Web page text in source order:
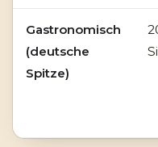
Gastronomisch
(deutsche
Spitze)